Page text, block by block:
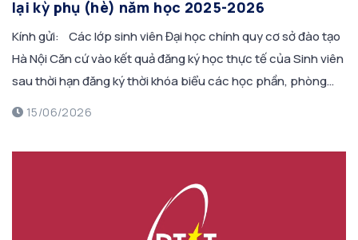
lại kỳ phụ (hè) năm học 2025-2026
Kính gửi: Các lớp sinh viên Đại học chính quy cơ sở đào tạo
Hà Nội Căn cứ vào kết quả đăng ký học thực tế của Sinh viên
sau thời hạn đăng ký thời khóa biểu các học phần, phòng
Giáo vụ thông báo hủy một số lớp học phần của đợt học lại
15/06/2026